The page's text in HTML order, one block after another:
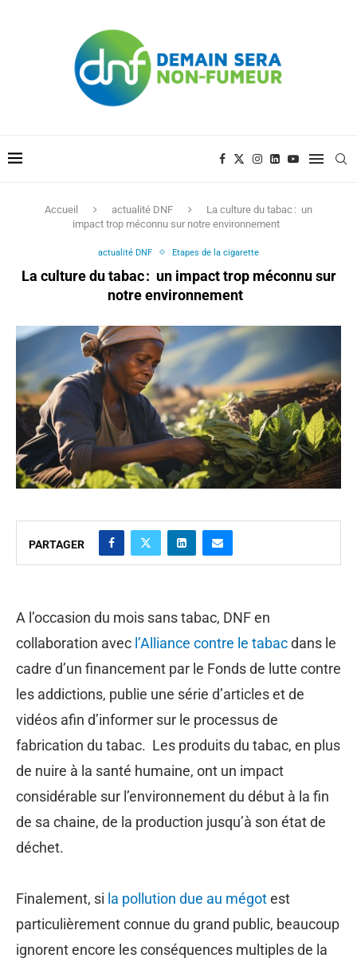
Accueil actualité DNF
La culture du tabac : un
impact trop méconnu sur notre environnement
actualité DNF Etapes de la cigarette
La culture du tabac : un impact trop méconnu sur
notre environnement
PARTAGER
A l’occasion du mois sans tabac, DNF en
collaboration avec l’Alliance contre le tabacdans le
cadre d’un financement par le Fonds de lutte contre
les addictions, publie une série d’articles et de
vidéos afin d’informer sur le processus de
fabrication du tabac. Les produits du tabac, en plus
de nuire à la santé humaine, ont un impact
considérable sur l’environnement du début à la fin
de sa chaine, de la production jusqu’à son état de
déchet.
Finalement, si la pollution due au mégotest
particulièrement connue du grand public, beaucoup
ignorent encore les conséquences multiples de la